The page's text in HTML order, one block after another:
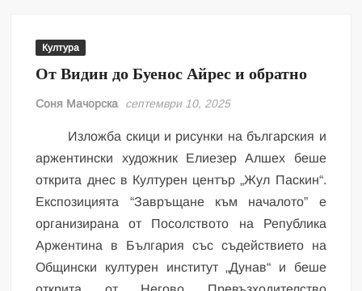
Култура
От Видин до Буенос Айрес и обратно
Соня Мачорска септември 10, 2025
Изложба скици и рисунки на българския и
аржентински художник Елиезер Алшех беше
открита днес в Културен център „Жул Паскин“.
Експозицията “Завръщане към началото” е
организирана от Посолството на Република
Аржентина в България със съдействието на
Общински културен институт „Дунав“ и беше